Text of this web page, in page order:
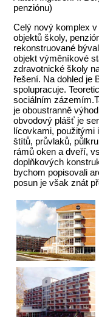
penziónu)
Celý nový komplex
objektů školy,
rekonstruované
objekt výměníkové
zdravotnické školy
řešení. Na dohled je
spolupracuje.
sociálním
je oboustranně
obvodový plášť je
lícovkami, použitými
štítů, průvlaků,
rámů oken a dveří,
doplňkových
bychom popisovali
posun je však znát